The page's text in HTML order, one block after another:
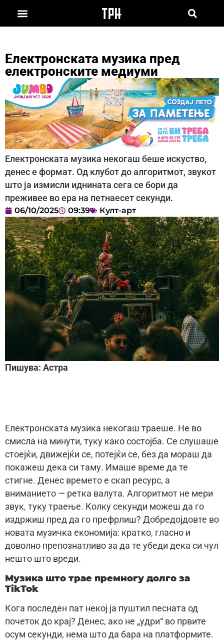
Електронската музика пред
електронските медиуми
Електронската музика некогаш беше искуство,
денес е формат. Од клубот до алгоритмот, звукот
што ја измисли иднината сега се бори да
преживее во ера на петнаесет секунди.
06/10/2025 09:39 Култ-арт
Пишува: Астра
Електронската музика некогаш траеше. Не во
смисла на минути, туку како состојба. Се слушаше
стоејќи, движејќи се, потејќи се, без да мораш да
покажеш дека си таму. Имаше време да те
стигне. Денес времето е скап ресурс, а
вниманието — ретка валута. Алгоритмот не мери
звук, туку траење. Колку секунди можеш да го
издржиш пред да го префрлиш? Добредојдовте во
новата музичка економија: кратко, гласно и
доволно препознатливо за да те убеди дека си чул
нешто што вреди.
Музика што трае премногу долго за
TikTok
Кога последен пат некој ја пуштил песната од
почеток до крај? Денес, ако не „удри“ во првите
осум секунди, нема што да бара на платформите.